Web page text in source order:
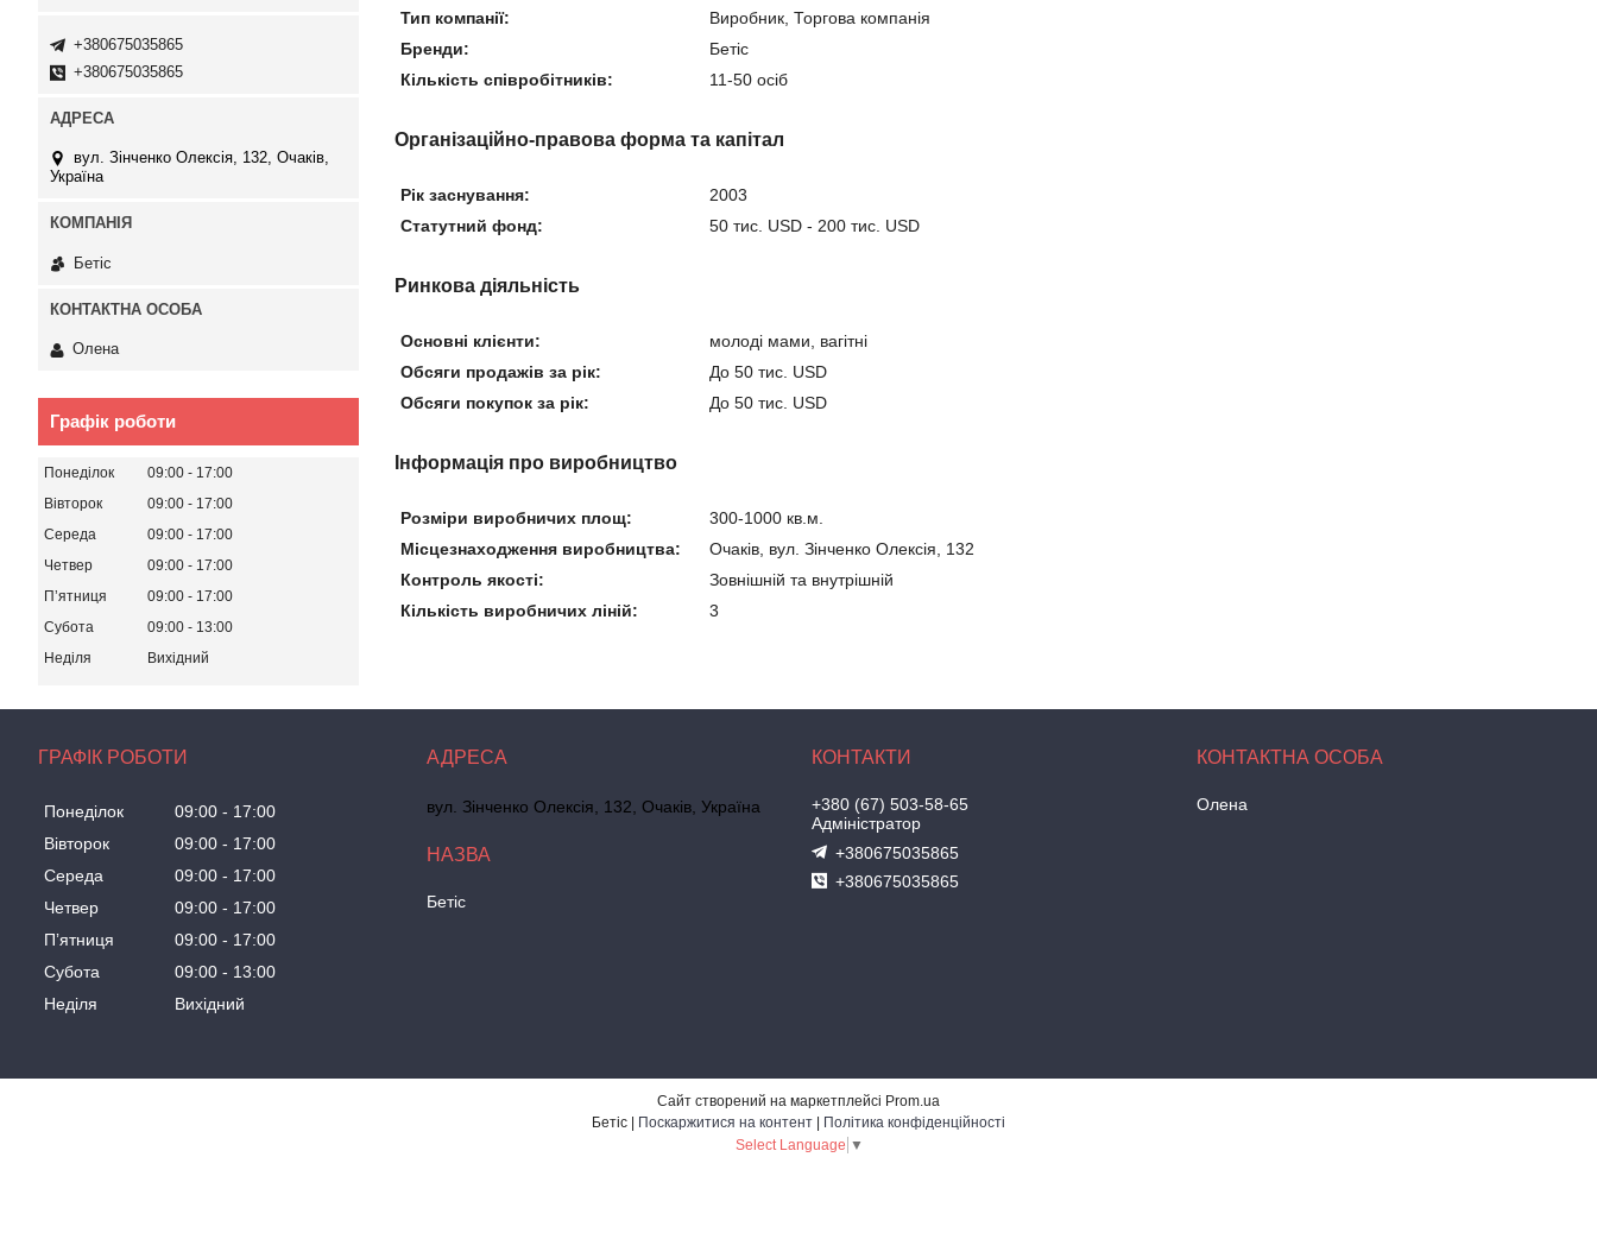
Тип компанії:
Виробник, Торгова компанія
Бренди:
Бетіс
Кількість співробітників:
11-50 осіб
Організаційно-правова форма та капітал
Рік заснування:
2003
Статутний фонд:
50 тис. USD - 200 тис. USD
Ринкова діяльність
Основні клієнти:
молоді мами, вагітні
Обсяги продажів за рік:
До 50 тис. USD
Обсяги покупок за рік:
До 50 тис. USD
Інформація про виробництво
Розміри виробничих площ:
300-1000 кв.м.
Місцезнаходження виробництва:
Очаків, вул. Зінченко Олексія, 132
Контроль якості:
Зовнішній та внутрішній
Кількість виробничих ліній:
3
+380675035865
+380675035865
вул. Зінченко Олексія, 132, Очаків,
Україна
Бетіс
Олена
Графік роботи
Понеділок 09:00
17:00
Вівторок
09:00
17:00
Середа
09:00
17:00
Четвер
09:00
17:00
Пʼятниця
09:00
17:00
Субота
09:00
13:00
Неділя
Вихідний
ГРАФІК РОБОТИ
Понеділок 09:00
17:00
Вівторок
09:00
17:00
Середа
09:00
17:00
Четвер
09:00
17:00
Пʼятниця
09:00
17:00
Субота
09:00
13:00
Неділя
Вихідний
вул. Зінченко Олексія, 132, Очаків, Україна
Бетіс
+380 (67) 503-58-65
Адміністратор
+380675035865
+380675035865
Олена
Сайт створений на маркетплейсі Prom.ua
Поскаржитися на контент
Політика конфіденційності
Select Language ▼